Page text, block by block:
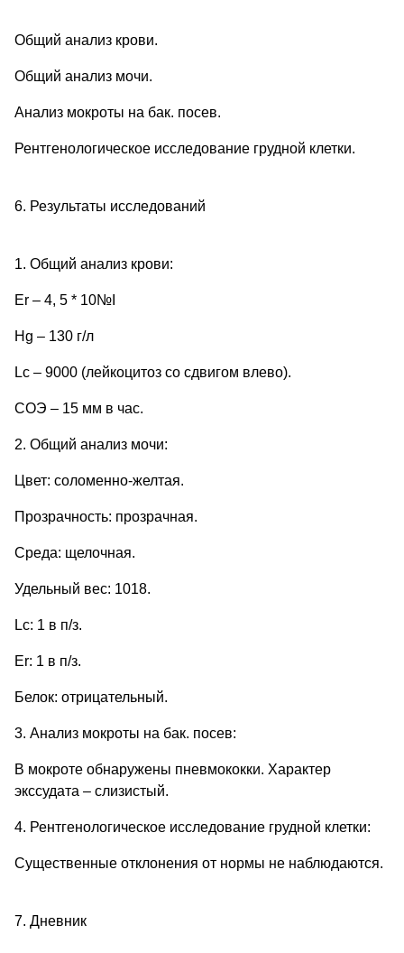
Общий анализ крови.
Общий анализ мочи.
Анализ мокроты на бак. посев.
Рентгенологическое исследование грудной клетки.
6. Результаты исследований
1. Общий анализ крови:
Er – 4, 5 * 10№І
Hg – 130 г/л
Lc – 9000 (лейкоцитоз со сдвигом влево).
СОЭ – 15 мм в час.
2. Общий анализ мочи:
Цвет: соломенно-желтая.
Прозрачность: прозрачная.
Среда: щелочная.
Удельный вес: 1018.
Lс: 1 в п/з.
Er: 1 в п/з.
Белок: отрицательный.
3. Анализ мокроты на бак. посев:
В мокроте обнаружены пневмококки. Характер
экссудата – слизистый.
4. Рентгенологическое исследование грудной клетки:
Существенные отклонения от нормы не наблюдаются.
7. Дневник